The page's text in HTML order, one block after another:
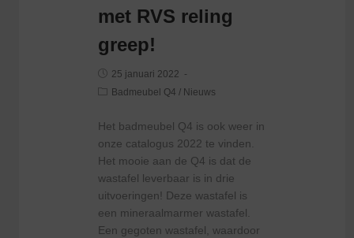
met RVS reling
greep!
25 januari 2022
Badmeubel Q4 / Nieuws
Het badmeubel Q4 is ook weer in
onze catalogus 2022 te vinden.
Het mooie aan de Q4 is dat de
wastafel leverbaar is in drie
uitvoeringen! Deze wastafel is
een mineraalmarmer wastafel.
Een gegoten wastafel, waardoor